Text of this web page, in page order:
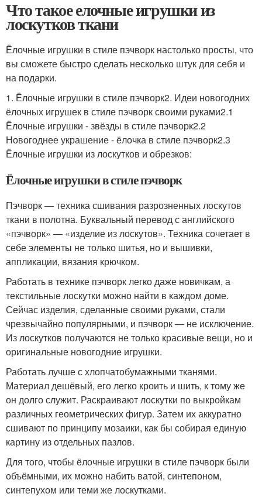
Что такое елочные игрушки из
лоскутков ткани
Ёлочные игрушки в стиле пэчворк настолько просты, что
вы сможете быстро сделать несколько штук для себя и
на подарки.
1. Ёлочные игрушки в стиле пэчворк2. Идеи новогодних
ёлочных игрушек в стиле пэчворк своими руками2.1
Ёлочные игрушки - звёзды в стиле пэчворк2.2
Новогоднее украшение - ёлочка в стиле пэчворк2.3
Ёлочные игрушки из лоскутков и обрезков:
Ёлочные игрушки в стиле пэчворк
Пэчворк — техника сшивания разрозненных лоскутов
ткани в полотна. Буквальный перевод с английского
«пэчворк» — «изделие из лоскутов». Техника сочетает в
себе элементы не только шитья, но и вышивки,
аппликации, вязания крючком.
Работать в технике пэчворк легко даже новичкам, а
текстильные лоскутки можно найти в каждом доме.
Сейчас изделия, сделанные своими руками, стали
чрезвычайно популярными, и пэчворк — не исключение.
Из лоскутков получаются не только красивые вещи, но и
оригинальные новогодние игрушки.
Работать лучше с хлопчатобумажными тканями.
Материал дешёвый, его легко кроить и шить, к тому же
он долго служит. Раскраивают лоскутки по выкройкам
различных геометрических фигур. Затем их аккуратно
сшивают по принципу мозаики, как бы собирая единую
картину из отдельных пазлов.
Для того, чтобы ёлочные игрушки в стиле пэчворк были
объёмными, их можно набить ватой, синтепоном,
синтепухом или теми же лоскутками.